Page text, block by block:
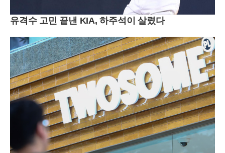
유격수 고민 끝낸 KIA, 하주석이 살렸다